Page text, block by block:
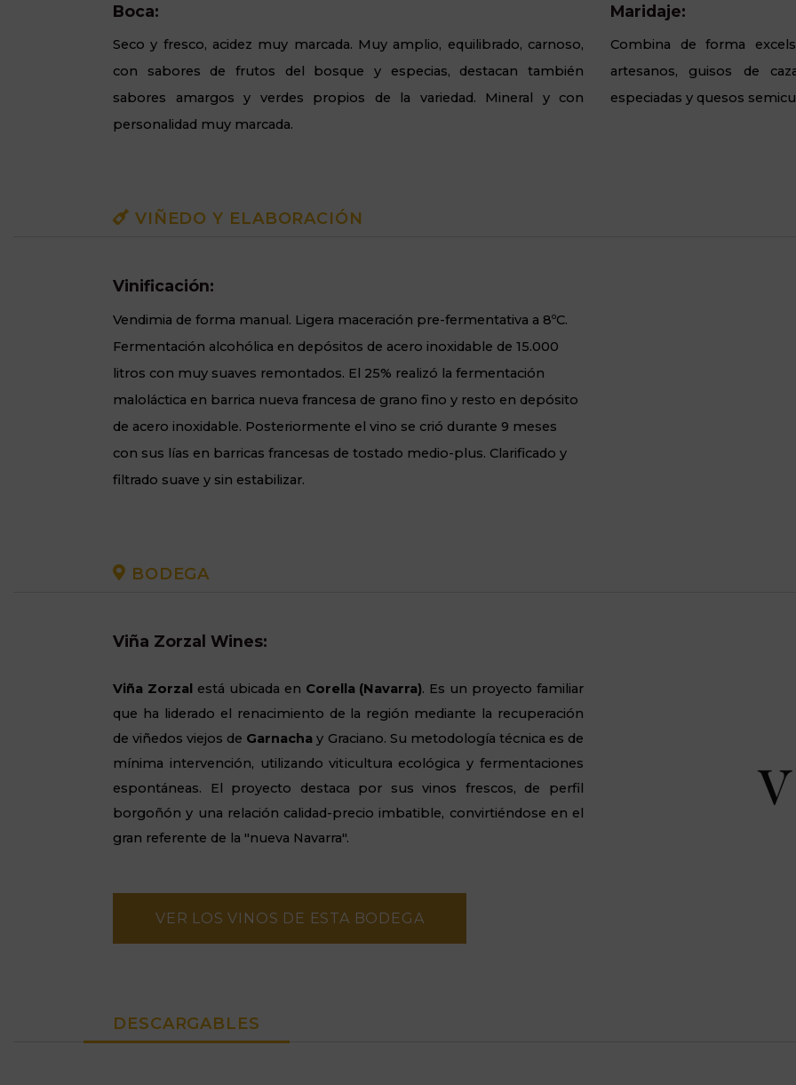
Boca:
Seco y fresco, acidez muy marcada. Muy amplio, equilibrado, carnoso,
con sabores de frutos del bosque y especias, destacan también
sabores amargos y verdes propios de la variedad. Mineral y con
personalidad muy marcada.
Maridaje:
Combina de forma
artesanos, guisos de
especiadas y quesos
VIÑEDO Y ELABORACIÓN
Vinificación:
Vendimia de forma manual. Ligera maceración pre-fermentativa a 8ºC.
Fermentación alcohólica en depósitos de acero inoxidable de 15.000
litros con muy suaves remontados. El 25% realizó la fermentación
maloláctica en barrica nueva francesa de grano fino y resto en depósito
de acero inoxidable. Posteriormente el vino se crió durante 9 meses
con sus lías en barricas francesas de tostado medio-plus. Clarificado y
filtrado suave y sin estabilizar.
BODEGA
Viña Zorzal Wines:
Viña Zorzalestá ubicada en Corella (Navarra). Es un proyecto familiar
que ha liderado el renacimiento de la región mediante la recuperación
de viñedos viejos de Garnacha y Graciano. Su metodología técnica es de
mínima intervención, utilizando viticultura ecológica y fermentaciones
espontáneas. El proyecto destaca por sus vinos frescos, de perfil
borgoñón y una relación calidad-precio imbatible, convirtiéndose en el
gran referente de la "nueva Navarra".
VER LOS VINOS DE ESTA BODEGA
DESCARGABLES